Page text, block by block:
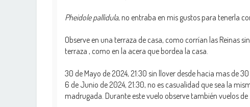
Pheidole pallidula, no entraba en mis gustos para tenerla
Observe en una terraza de casa, como corrían las Reinas
terraza , como en la acera que bordea la casa.
30 de Mayo de 2024, 21:30 sin llover desde hacia mas de
6 de Junio de 2024, 21:30, no es casualidad que sea la
madrugada. Durante este vuelo observe también vuelos de